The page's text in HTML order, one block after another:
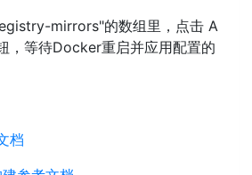
mirrors"的数组里，点击 A
，等待Docker重启并应用配置的
档